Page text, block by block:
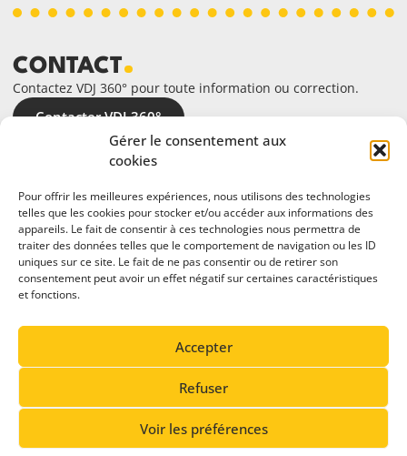
Gérer le consentement aux
cookies
Pour offrir les meilleures expériences, nous utilisons des technologies
telles que les cookies pour stocker et/ou accéder aux informations des
appareils. Le fait de consentir à ces technologies nous permettra de
traiter des données telles que le comportement de navigation ou les ID
uniques sur ce site. Le fait de ne pas consentir ou de retirer son
consentement peut avoir un effet négatif sur certaines caractéristiques
et fonctions.
Accepter
Refuser
Voir les préférences
CONTACT
Contactez VDJ 360° pour toute information ou correction.
Contacter VDJ 360°
En partenariat avec